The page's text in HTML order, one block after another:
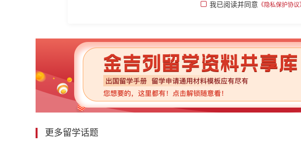
我已阅读并同意 《隐私保护协议
更多留学话题